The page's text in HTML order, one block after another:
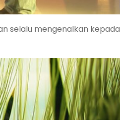
selalu mengenalkan kepada